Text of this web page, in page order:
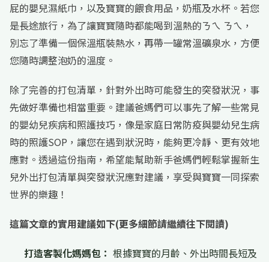
屁的嬰兒濕紙巾，以及寶寶的餵食用品，奶瓶及水杯。若您
是長途旅行，為了讓寶寶隨時都能喝到溫熱的ㄋㄟ ㄋㄟ，
別忘了準備一個保溫瓶裝熱水，再帶一罐常溫礦泉水，方便
您隨時調整泡奶的溫度。
除了完善的打包清單，針對外出時可能發生的突發狀況，事
先做好準備也相當重要。建議爸媽們可以事先了解一些常見
的嬰幼兒疾病和照護技巧，像是家庭日常防疫與嬰幼兒生病
時的照護SOP，讓您在遇到狀況時，能夠更冷靜、更有效地
應對。透過這份指南，希望能幫助新手爸媽們輕鬆掌握新生
兒外出打包清單與突發狀況應對建議，享受與寶寶一同探索
世界的樂趣！
這篇文章的實用建議如下(更多細節請繼續往下閱讀)
打造客製化媽媽包： 根據寶寶的月齡、外出時間長短及